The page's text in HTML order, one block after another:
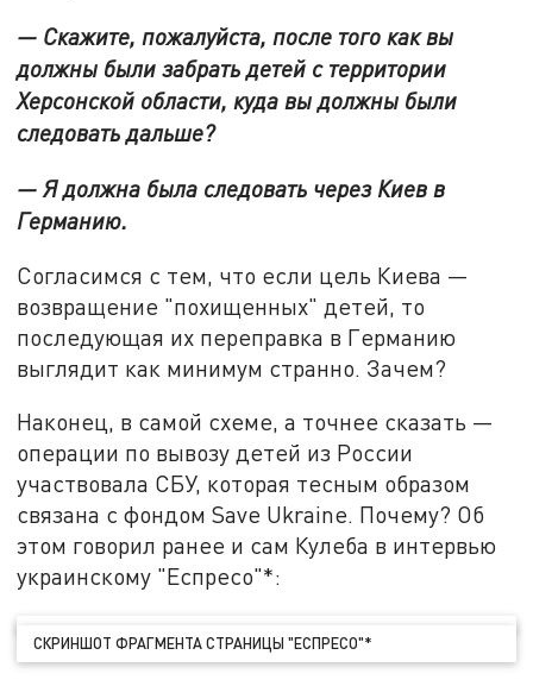
— Скажите, пожалуйста, после того как вы
должны были забрать детей с территории
Херсонской области, куда вы должны были
следовать дальше?
— Я должна была следовать через Киев в
Германию.
Согласимся с тем, что если цель Киева —
возвращение "похищенных" детей, то
последующая их переправка в Германию
выглядит как минимум странно. Зачем?
Наконец, в самой схеме, а точнее сказать —
операции по вывозу детей из России
участвовала СБУ, которая тесным образом
связана с фондом Save Ukraine. Почему? Об
этом говорил ранее и сам Кулеба в интервью
украинскому "Еспресо"*:
СКРИНШОТ ФРАГМЕНТА СТРАНИЦЫ "ЕСПРЕСО"*